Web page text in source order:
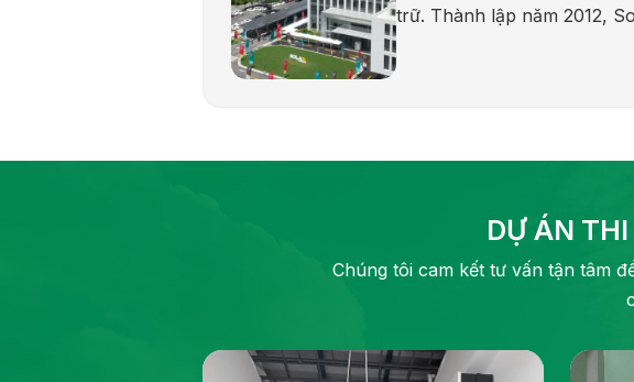
trữ. Thành lập năm 2012,
lưu trữ điện.DỰ ÁN
Chúng tôi cam kết tư vấn tận tâm